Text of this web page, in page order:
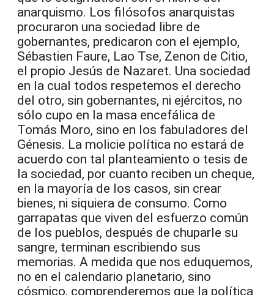
anarquismo. Los filósofos anarquistas
procuraron una sociedad libre de
gobernantes, predicaron con el ejemplo,
Sébastien Faure, Lao Tse, Zenon de Citio,
el propio Jesús de Nazaret. Una sociedad
en la cual todos respetemos el derecho
del otro, sin gobernantes, ni ejércitos, no
sólo cupo en la masa encefálica de
Tomás Moro, sino en los fabuladores del
Génesis. La molicie política no estará de
acuerdo con tal planteamiento o tesis de
la sociedad, por cuanto reciben un cheque,
en la mayoría de los casos, sin crear
bienes, ni siquiera de consumo. Como
garrapatas que viven del esfuerzo común
de los pueblos, después de chuparle su
sangre, terminan escribiendo sus
memorias. A medida que nos eduquemos,
no en el calendario planetario, sino
cósmico, comprenderemos que la política